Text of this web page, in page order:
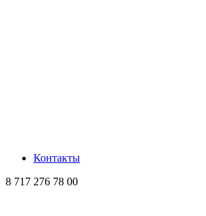
Контакты
8 717 276 78 00